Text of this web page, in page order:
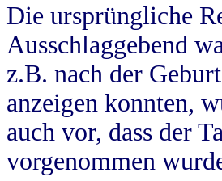
Die ursprüngliche
Ausschlaggebend
z.B. nach der
anzeigen konnten,
auch vor, dass der
vorgenommen